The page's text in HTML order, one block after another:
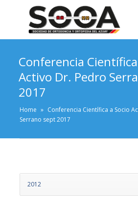
Conferencia
Activo Dr. Pedro
2017
Home » Conferencia Científica a Socio
Serrano sept 2017
2012